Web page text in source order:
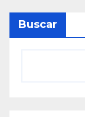
Buscar